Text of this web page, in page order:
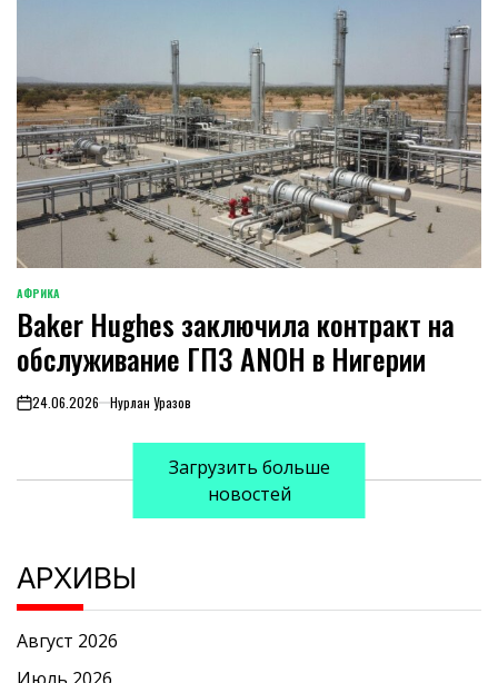
ОПУБЛИКОВАНО
В
АФРИКА
Baker Hughes заключила контракт на
обслуживание ГПЗ ANOH в Нигерии
on24.06.2026 Нурлан Уразов
Загрузить больше
новостей
АРХИВЫ
Август 2026